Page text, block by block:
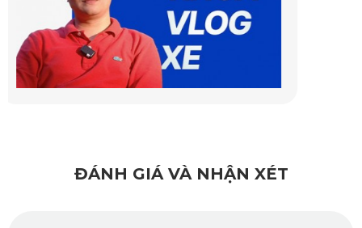
sang trọng mà còn giúp tăng khả năng chống trơn trượt,
đảm bảo an toàn khi di chuyển trong xe.
ĐÁNH GIÁ VÀ NHẬN XÉT